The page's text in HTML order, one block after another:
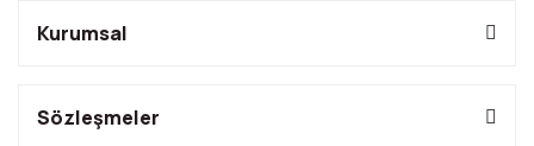
Kurumsal
Sözleşmeler